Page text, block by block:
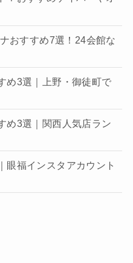
おすすめ7選！24会館な
め3選｜上野・御徒町で
め3選｜関西人気店ラン
眼福インスタアカウント